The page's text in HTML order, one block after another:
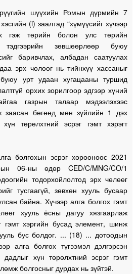
шүүхийн Ромын дүрмийн 7
(i) заалтад “хүмүүсийг хүчээр
гэж төрийн болон улс төрийн
тэдгээрийн зөвшөөрлөөр буюу
баривчлах, албадан саатуулах
эрх чөлөөг нь тийнхүү хассаныг
урт удаан хугацааны туршид
орхих зорилгоор эдгээр хүний
газрын талаар мэдээлэхээс
заасан бөгөөд мөн зүйлийн 1 дэх
төрөлхтний эсрэг гэмт хэрэгт
болгохын эсрэг хорооноос 2021
06-ны өдөр CED/C/MNG/CO/1
тодорхойлолтод эрх чөлөөг
тусгаагүй, зөвхөн хууль бусаар
байна. Хүчээр алга болгох гэмт
хууль ёсны дагуу хязгаарлаж
гэмт хэргийн бусад элемент, шинж
бус болдог. ... (18) ... дотоодын
алга болгох түгээмэл дэлгэрсэн
хүн төрөлхтний эсрэг гэмт
болгосныг дурдах нь зүйтэй.